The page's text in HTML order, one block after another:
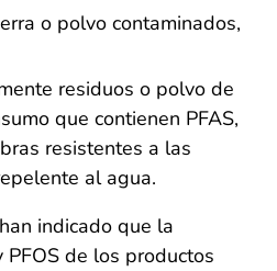
o polvo contaminados,
residuos o polvo de
que contienen PFAS,
resistentes a las
al agua.
indicado que la
PFOS de los productos